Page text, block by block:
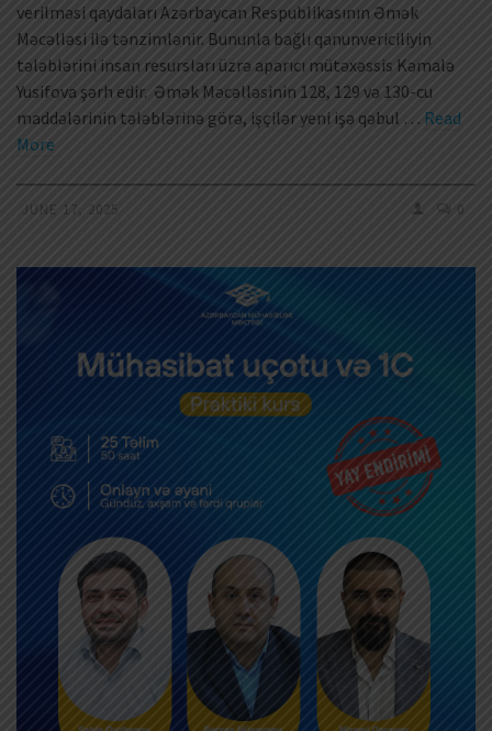
verilməsi qaydaları Azərbaycan Respublikasının Əmək
Məcəlləsi ilə tənzimlənir. Bununla bağlı qanunvericiliyin
tələblərini insan resursları üzrə aparıcı mütəxəssis Kəmalə
Yusifova şərh edir. Əmək Məcəlləsinin 128, 129 və 130-cu
maddələrinin tələblərinə görə, işçilər yeni işə qəbul … Read
More
JUNE 17, 2025 0